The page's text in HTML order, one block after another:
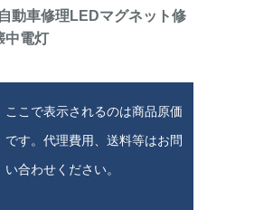
動車修理LEDマグネット修
中電灯
ここで表示されるのは商品原価
です。代理費用、送料等はお問
い合わせください。